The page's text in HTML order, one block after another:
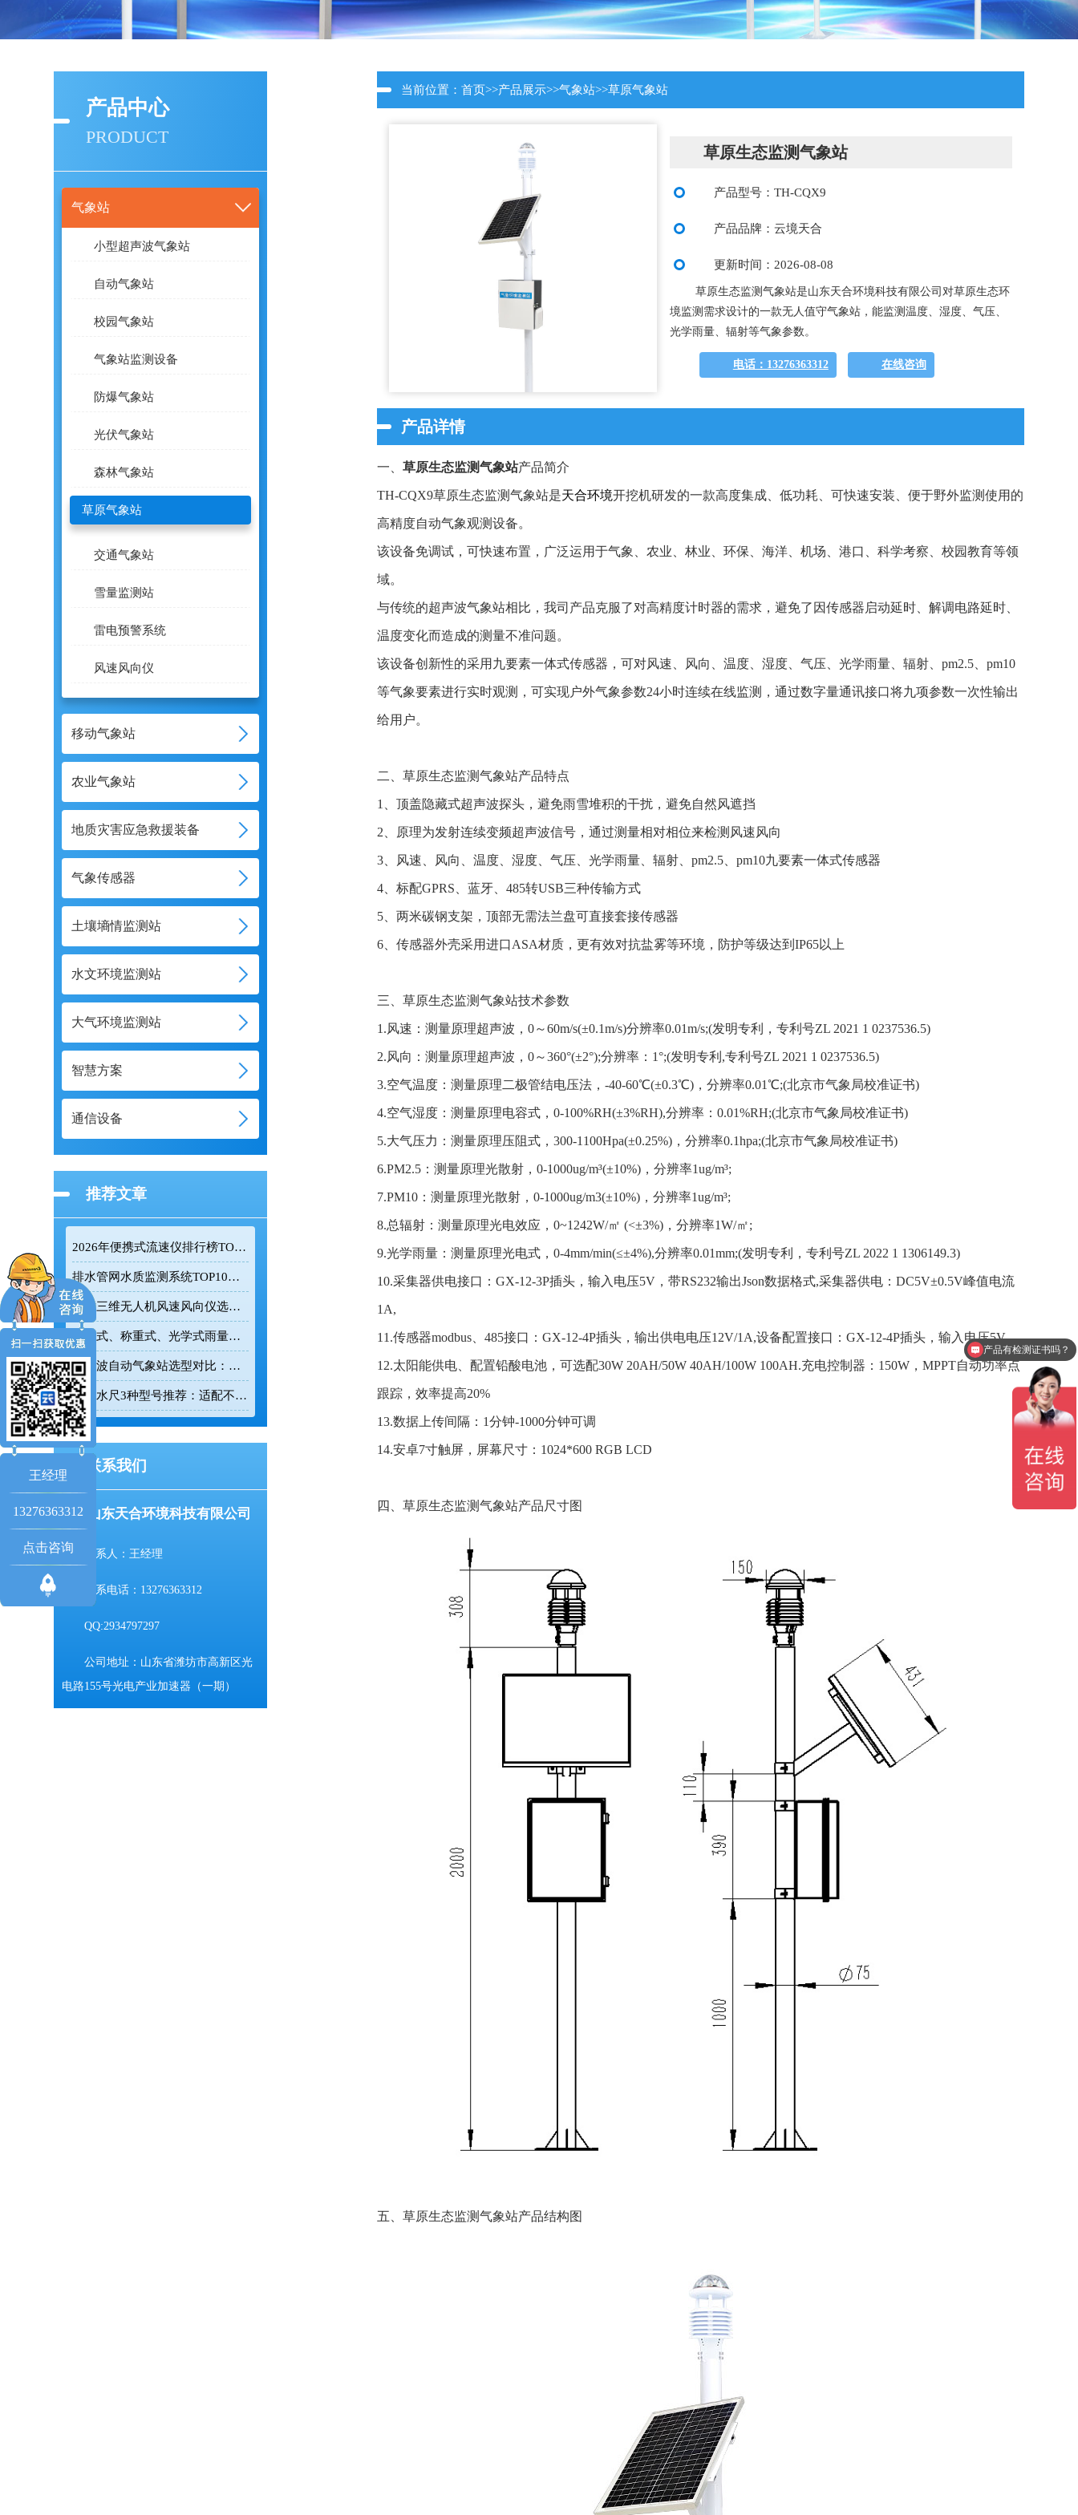
产品中心
PRODUCT
气象站
小型超声波气象站
自动气象站
校园气象站
气象站监测设备
防爆气象站
光伏气象站
森林气象站
草原气象站
交通气象站
雪量监测站
雷电预警系统
风速风向仪
移动气象站
农业气象站
地质灾害应急救援装备
气象传感器
土壤墒情监测站
水文环境监测站
大气环境监测站
智慧方案
通信设备
推荐文章
2026年便携式流速仪排行榜TOP10：采购前必看的实力榜单
排水管网水质监测系统TOP10推荐榜单
迷你三维无人机风速风向仪选型：云境天合TH-F1H助力空中风场监测
翻斗式、称重式、光学式雨量计精度大横评：哪种雨量计测量最准？
超声波自动气象站选型对比：云境天合 TH-CQX6 与天蔚 TW-CQX5 推荐
电子水尺3种型号推荐：适配不同水深监测场景
联系我们
山东天合环境科技有限公司
联系人：王经理
联系电话：13276363312
QQ:2934797297
公司地址：山东省潍坊市高新区光
电路155号光电产业加速器（一期）
当前位置：首页>>产品展示>>气象站>>草原气象站
草原生态监测气象站
产品型号：TH-CQX9
产品品牌：云境天合
更新时间：2026-08-08
草原生态监测气象站是山东天合环境科技有限公司对草原生态环
境监测需求设计的一款无人值守气象站，能监测温度、湿度、气压、
光学雨量、辐射等气象参数。
电话：13276363312 在线咨询
产品详情
一、草原生态监测气象站产品简介
TH-CQX9草原生态监测气象站是天合环境开挖机研发的一款高度集成、低功耗、可快速安装、便于野外监测使用的
高精度自动气象观测设备。
该设备免调试，可快速布置，广泛运用于气象、农业、林业、环保、海洋、机场、港口、科学考察、校园教育等领
域。
与传统的超声波气象站相比，我司产品克服了对高精度计时器的需求，避免了因传感器启动延时、解调电路延时、
温度变化而造成的测量不准问题。
该设备创新性的采用九要素一体式传感器，可对风速、风向、温度、湿度、气压、光学雨量、辐射、pm2.5、pm10
等气象要素进行实时观测，可实现户外气象参数24小时连续在线监测，通过数字量通讯接口将九项参数一次性输出
给用户。
二、草原生态监测气象站产品特点
1、顶盖隐藏式超声波探头，避免雨雪堆积的干扰，避免自然风遮挡
2、原理为发射连续变频超声波信号，通过测量相对相位来检测风速风向
3、风速、风向、温度、湿度、气压、光学雨量、辐射、pm2.5、pm10九要素一体式传感器
4、标配GPRS、蓝牙、485转USB三种传输方式
5、两米碳钢支架，顶部无需法兰盘可直接套接传感器
6、传感器外壳采用进口ASA材质，更有效对抗盐雾等环境，防护等级达到IP65以上
三、草原生态监测气象站技术参数
1.风速：测量原理超声波，0～60m/s(±0.1m/s)分辨率0.01m/s;(发明专利，专利号ZL 2021 1 0237536.5)
2.风向：测量原理超声波，0～360°(±2°);分辨率：1°;(发明专利,专利号ZL 2021 1 0237536.5)
3.空气温度：测量原理二极管结电压法，-40-60℃(±0.3℃)，分辨率0.01℃;(北京市气象局校准证书)
4.空气湿度：测量原理电容式，0-100%RH(±3%RH),分辨率：0.01%RH;(北京市气象局校准证书)
5.大气压力：测量原理压阻式，300-1100Hpa(±0.25%)，分辨率0.1hpa;(北京市气象局校准证书)
6.PM2.5：测量原理光散射，0-1000ug/m³(±10%)，分辨率1ug/m³;
7.PM10：测量原理光散射，0-1000ug/m3(±10%)，分辨率1ug/m³;
8.总辐射：测量原理光电效应，0~1242W/㎡ (<±3%)，分辨率1W/㎡;
9.光学雨量：测量原理光电式，0-4mm/min(≤±4%),分辨率0.01mm;(发明专利，专利号ZL 2022 1 1306149.3)
10.采集器供电接口：GX-12-3P插头，输入电压5V，带RS232输出Json数据格式,采集器供电：DC5V±0.5V峰值电流
1A,
11.传感器modbus、485接口：GX-12-4P插头，输出供电电压12V/1A,设备配置接口：GX-12-4P插头，输入电压5V
12.太阳能供电、配置铅酸电池，可选配30W 20AH/50W 40AH/100W 100AH.充电控制器：150W，MPPT自动功率点
跟踪，效率提高20%
13.数据上传间隔：1分钟-1000分钟可调
14.安卓7寸触屏，屏幕尺寸：1024*600 RGB LCD
四、草原生态监测气象站产品尺寸图
五、草原生态监测气象站产品结构图
王经理
13276363312
点击咨询
设备包含安装吗？